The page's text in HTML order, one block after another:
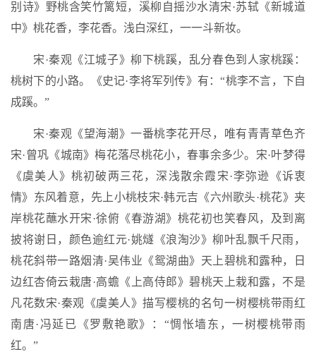
别诗》野桃含笑竹篱短，溪柳自摇沙水清宋·苏轼《新城道
中》桃花香，李花香。浅白深红，一一斗新妆。
宋·秦观《江城子》柳下桃蹊，乱分春色到人家桃蹊：
桃树下的小路。《史记·李将军列传》有：“桃李不言，下自
成蹊。”
宋·秦观《望海潮》一番桃李花开尽，唯有青青草色齐
宋·曾巩《城南》梅花落尽桃花小，春事余多少。宋·叶梦得
《虞美人》桃初破两三花，深浅散余霞宋·李弥逊《诉衷
情》东风着意，先上小桃枝宋·韩元吉《六州歌头·桃花》夹
岸桃花蘸水开宋·徐俯《春游湖》桃花初也笑春风，及到离
披将谢日，颜色逾红元·姚燧《浪淘沙》柳叶乱飘千尺雨，
桃花斜带一路烟清·吴伟业《鸳湖曲》天上碧桃和露种，日
边红杏倚云栽唐·高蟾《上高侍郎》碧桃天上栽和露，不是
凡花数宋·秦观《虞美人》描写樱桃的名句一树樱桃带雨红
南唐·冯延已《罗敷艳歌》：“惆怅墙东，一树樱桃带雨
红。”